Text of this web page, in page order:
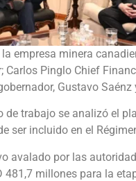
empresa minera
Carlos Pinglo Chief
Gustavo
de trabajo se analizó el
ser incluido en el
avalado por las
481,7 millones para la